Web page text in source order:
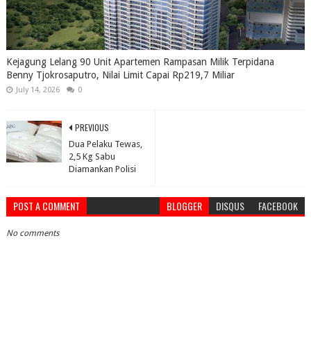
Kejagung Lelang 90 Unit Apartemen Rampasan Milik Terpidana
Benny Tjokrosaputro, Nilai Limit Capai Rp219,7 Miliar
July 14, 2026 0
PREVIOUS
Dua Pelaku Tewas,
2,5 Kg Sabu
Diamankan Polisi
POST A COMMENT BLOGGER DISQUS FACEBOOK
No comments